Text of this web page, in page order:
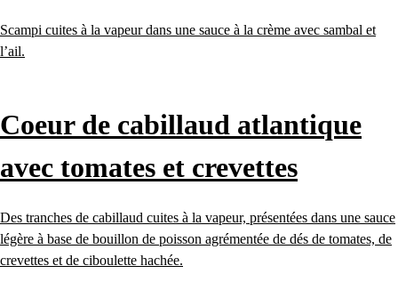
Scampi cuites à la vapeur dans une sauce à la crème avec sambal et
l’ail.
Coeur de cabillaud atlantique
avec tomates et crevettes
Des tranches de cabillaud cuites à la vapeur, présentées dans une sauce
légère à base de bouillon de poisson agrémentée de dés de tomates, de
crevettes et de ciboulette hachée.